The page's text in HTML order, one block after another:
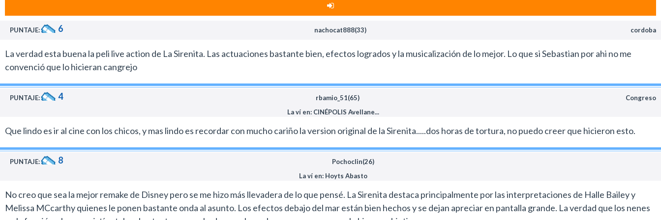
La banda de sonido incorpora nuevas canciones compuestas por Alan Menken y Lin Manuel Miranda que son intrascendentes y no le aportan nada relevante a la trama.
Me cuesta creer que esta película tenga una gran llegada en los niños como espera el estudio.
habitualmente con el cine de Disney en la actualidad.
En síntesis, La sirenita es una gran película. De lo mejor que ha hecho Disney en los últimos tiempos y top 3 de sus remakes animados.
Si la película no funciona o no trasciende es simplemente por un acto de odio.
PUNTAJE: 6 nachocat888(33) cordoba
La verdad esta buena la peli live action de La Sirenita. Las actuaciones bastante bien, efectos logrados y la musicalización de lo mejor. Lo que si Sebastian por ahi no me
convenció que lo hicieran cangrejo
PUNTAJE: 4 rbamio_51(65)
Congreso
La ví en: CINÉPOLIS Avellane...
Que lindo es ir al cine con los chicos, y mas lindo es recordar con mucho cariño la version original de la Sirenita.....dos horas de tortura, no puedo creer que hicieron esto.
PUNTAJE: 8
Pochoclin(26)
La ví en: Hoyts Abasto
No creo que sea la mejor remake de Disney pero se me hizo más llevadera de lo que pensé. La Sirenita destaca principalmente por las interpretaciones de Halle Bailey y
Melissa MCcarthy quienes le ponen bastante onda al asunto. Los efectos debajo del mar están bien hechos y se dejan apreciar en pantalla grande. La verdad que los nenes